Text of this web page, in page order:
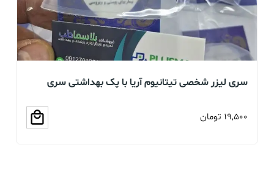
سری لیزر شخصی تیتانیوم آریا با پک بهداشتی سری
19,500 تومان